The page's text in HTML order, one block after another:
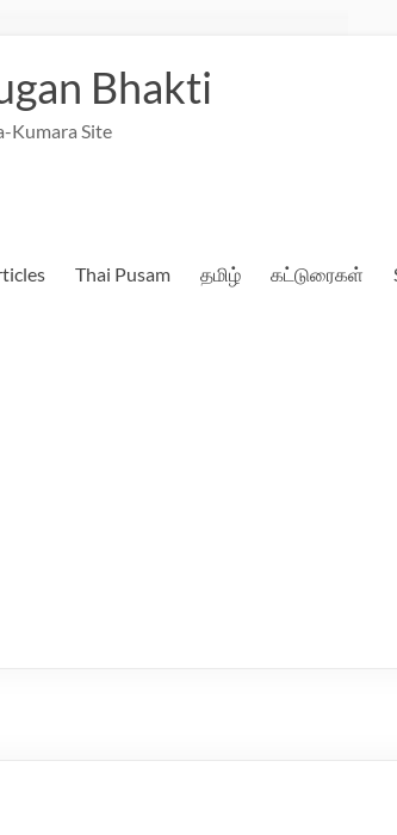
Bhakti
Kumara Site
Thai Pusam தமிழ் கட்டுரைகள்